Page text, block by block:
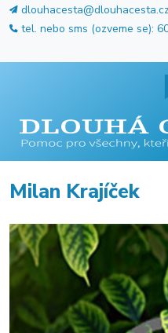
tel. nebo sms (ozveme se):
Milan Krajíček